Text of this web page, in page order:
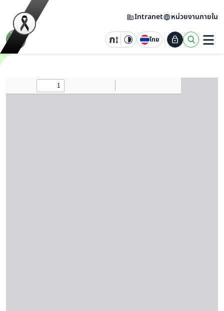
Intranet หน่วยงานภายใน
ไทย